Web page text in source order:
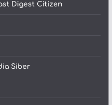
Digest Citizen
Siber